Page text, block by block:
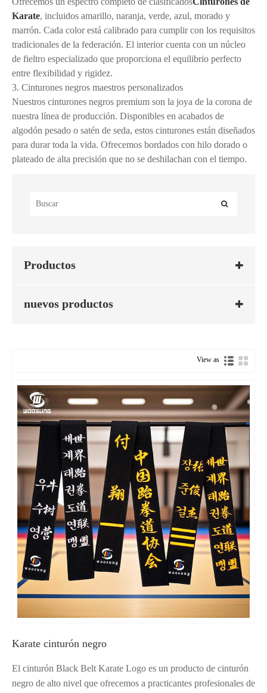
Karate, incluidos amarillo, naranja, verde, azul, morado y
marrón. Cada color está calibrado para cumplir con los requisitos
tradicionales de la federación. El interior cuenta con un núcleo
de fieltro especializado que proporciona el equilibrio perfecto
entre flexibilidad y rigidez.
3. Cinturones negros maestros personalizados
Nuestros cinturones negros premium son la joya de la corona de
nuestra línea de producción. Disponibles en acabados de
algodón pesado o satén de seda, estos cinturones están diseñados
para durar toda la vida. Ofrecemos bordados con hilo dorado o
plateado de alta precisión que no se deshilachan con el tiempo.
Productos
nuevos productos
View as
Karate cinturón negro
El cinturón Black Belt Karate Logo es un producto de cinturón
negro de alto nivel que ofrecemos a practicantes profesionales de